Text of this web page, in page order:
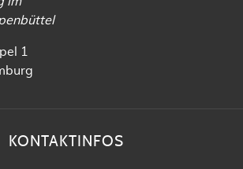
1
KONTAKTINFOS